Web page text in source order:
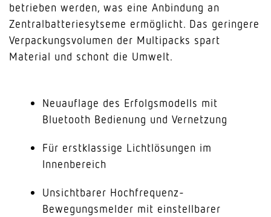
betrieben werden, was eine Anbindung an
Zentralbatteriesytseme ermöglicht. Das geringere
Verpackungsvolumen der Multipacks spart
Material und schont die Umwelt.
Neuauflage des Erfolgsmodells mit
Bluetooth Bedienung und Vernetzung
Für erstklassige Lichtlösungen im
Innenbereich
Unsichtbarer Hochfrequenz-
Bewegungsmelder mit einstellbarer